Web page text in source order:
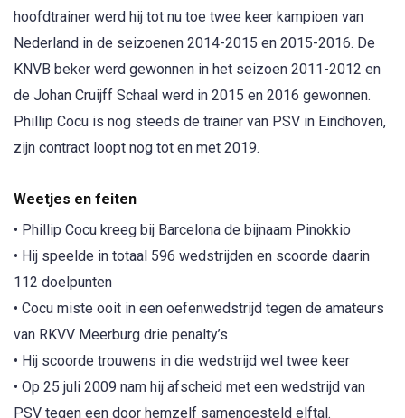
hoofdtrainer werd hij tot nu toe twee keer kampioen van
Nederland in de seizoenen 2014-2015 en 2015-2016. De
KNVB beker werd gewonnen in het seizoen 2011-2012 en
de Johan Cruijff Schaal werd in 2015 en 2016 gewonnen.
Phillip Cocu is nog steeds de trainer van PSV in Eindhoven,
zijn contract loopt nog tot en met 2019.
Weetjes en feiten
• Phillip Cocu kreeg bij Barcelona de bijnaam Pinokkio
• Hij speelde in totaal 596 wedstrijden en scoorde daarin
112 doelpunten
• Cocu miste ooit in een oefenwedstrijd tegen de amateurs
van RKVV Meerburg drie penalty’s
• Hij scoorde trouwens in die wedstrijd wel twee keer
• Op 25 juli 2009 nam hij afscheid met een wedstrijd van
PSV tegen een door hemzelf samengesteld elftal.